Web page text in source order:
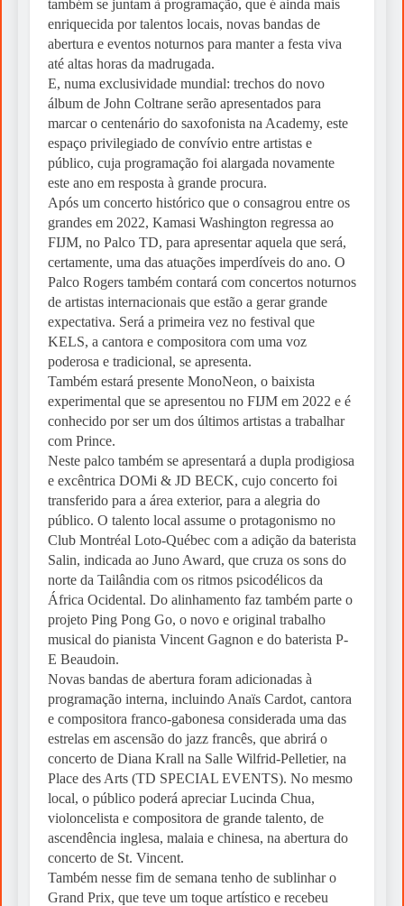
também se juntam à programação, que é ainda mais
enriquecida por talentos locais, novas bandas de
abertura e eventos noturnos para manter a festa viva
até altas horas da madrugada.
E, numa exclusividade mundial: trechos do novo
álbum de John Coltrane serão apresentados para
marcar o centenário do saxofonista na Academy, este
espaço privilegiado de convívio entre artistas e
público, cuja programação foi alargada novamente
este ano em resposta à grande procura.
Após um concerto histórico que o consagrou entre os
grandes em 2022, Kamasi Washington regressa ao
FIJM, no Palco TD, para apresentar aquela que será,
certamente, uma das atuações imperdíveis do ano. O
Palco Rogers também contará com concertos noturnos
de artistas internacionais que estão a gerar grande
expectativa. Será a primeira vez no festival que
KELS, a cantora e compositora com uma voz
poderosa e tradicional, se apresenta.
Também estará presente MonoNeon, o baixista
experimental que se apresentou no FIJM em 2022 e é
conhecido por ser um dos últimos artistas a trabalhar
com Prince.
Neste palco também se apresentará a dupla prodigiosa
e excêntrica DOMi & JD BECK, cujo concerto foi
transferido para a área exterior, para a alegria do
público. O talento local assume o protagonismo no
Club Montréal Loto-Québec com a adição da baterista
Salin, indicada ao Juno Award, que cruza os sons do
norte da Tailândia com os ritmos psicodélicos da
África Ocidental. Do alinhamento faz também parte o
projeto Ping Pong Go, o novo e original trabalho
musical do pianista Vincent Gagnon e do baterista P-
E Beaudoin.
Novas bandas de abertura foram adicionadas à
programação interna, incluindo Anaïs Cardot, cantora
e compositora franco-gabonesa considerada uma das
estrelas em ascensão do jazz francês, que abrirá o
concerto de Diana Krall na Salle Wilfrid-Pelletier, na
Place des Arts (TD SPECIAL EVENTS). No mesmo
local, o público poderá apreciar Lucinda Chua,
violoncelista e compositora de grande talento, de
ascendência inglesa, malaia e chinesa, na abertura do
concerto de St. Vincent.
Também nesse fim de semana tenho de sublinhar o
Grand Prix, que teve um toque artístico e recebeu